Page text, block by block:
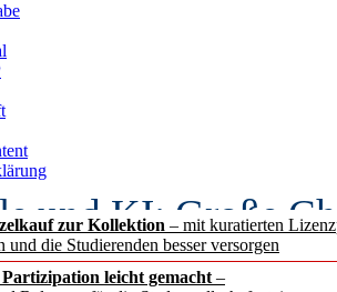
zur Kollektion – mit kuratierten
und die Studierenden besser versorgen
leicht gemacht –
und KI: Große